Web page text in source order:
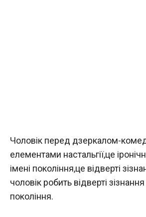
Чоловік перед дзеркалом-
елементами настальгії,це
імені покоління,це відверті
чоловік робить відверті
покоління.